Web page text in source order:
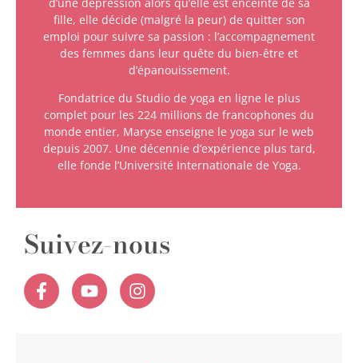
fille, elle décide (malgré la peur) de quitter son
emploi pour suivre sa passion : l’accompagnement
des femmes dans leur quête du bien-être et
d’épanouissement.
Fondatrice du Studio de yoga en ligne le plus
complet pour les 224 millions de francophones du
monde entier, Maryse enseigne le yoga sur le web
depuis 2007. Une décennie d’expérience plus tard,
elle fonde l’Université Internationale de Yoga.
Suivez-nous